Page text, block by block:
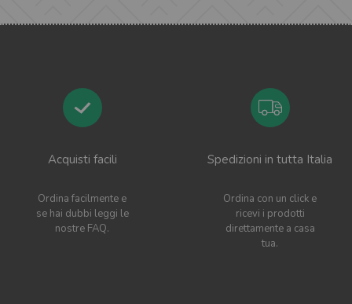
Acquisti facili
Ordina facilmente e
se hai dubbi leggi le
nostre FAQ.
Spedizioni in tutta Italia
Ordina con un click e
ricevi i prodotti
direttamente a casa
tua.